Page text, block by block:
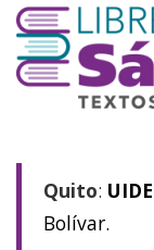
Quito: UIDE
Bolívar.